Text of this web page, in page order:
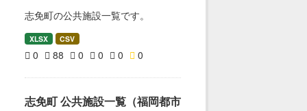
志免町の公共施設一覧です。
XLSX CSV
0 88 0 0 0 0
志免町 公共施設一覧（福岡都市